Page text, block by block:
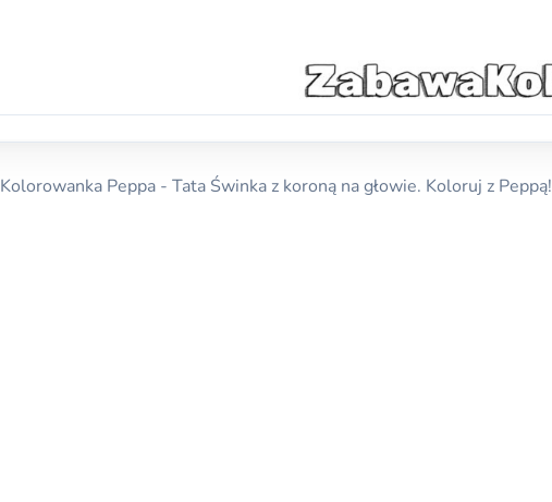
Kolorowanka Peppa - Tata Świnka z koroną na głowie. Koloruj z Peppą!